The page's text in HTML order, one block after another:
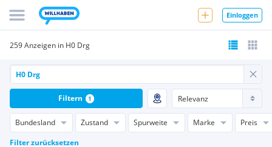
Einloggen
259 Anzeigen in H0 Drg
Bundesland Zustand Spurweite Marke
Preis
Filter zurücksetzen
Filtern 1